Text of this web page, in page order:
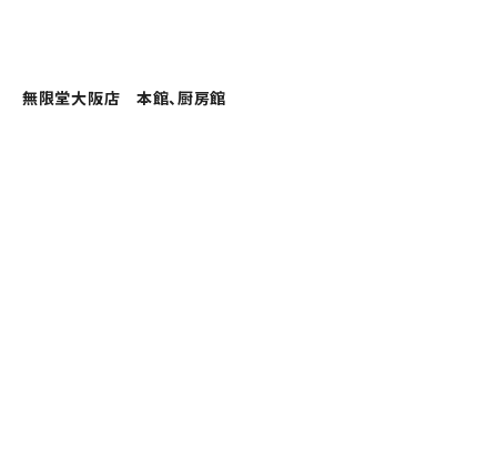
無限堂大阪店 本館、厨房館